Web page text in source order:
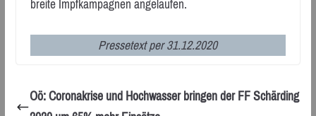
Pressetext per 31.12.2020
Oö: Coronakrise und Hochwasser bringen der FF Schärding